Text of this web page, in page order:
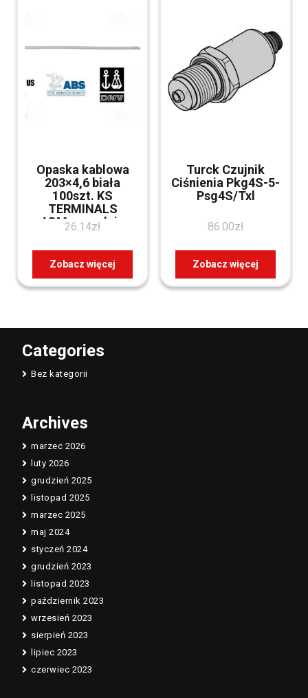
Opaska kablowa
203×4,6 biała
100szt. KS
TERMINALS
ADMnarzedzia
26.14zł
Zobacz więcej
Turck Czujnik
Ciśnienia Pkg4S-5-
Psg4S/Txl
86.00zł
Zobacz więcej
Categories
Bez kategorii
Archives
marzec 2026
luty 2026
grudzień 2025
listopad 2025
marzec 2025
maj 2024
styczeń 2024
grudzień 2023
listopad 2023
październik 2023
wrzesień 2023
sierpień 2023
lipiec 2023
czerwiec 2023